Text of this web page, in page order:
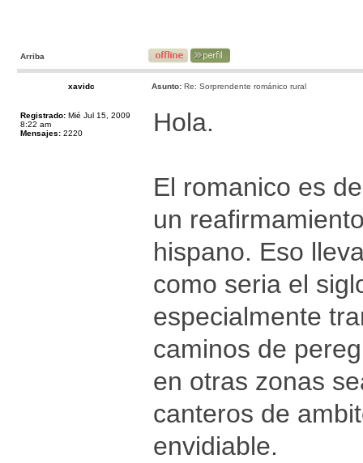
Arriba
xavidc Asunto: Re: Sorprendente románico rural
Registrado: Mié Jul 15, 2009
8:22 am
Mensajes: 2220 Hola.
El romanico es
un
hispano. Eso
como seria el
especialmente
caminos de
en otras zonas
canteros de
envidiable.